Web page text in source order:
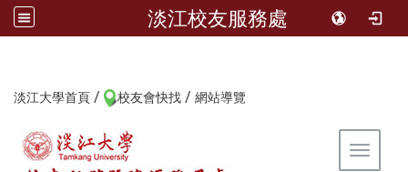
淡江校友服務處
淡江大學首頁 / 校友會快找 / 網站導覽
Toggle